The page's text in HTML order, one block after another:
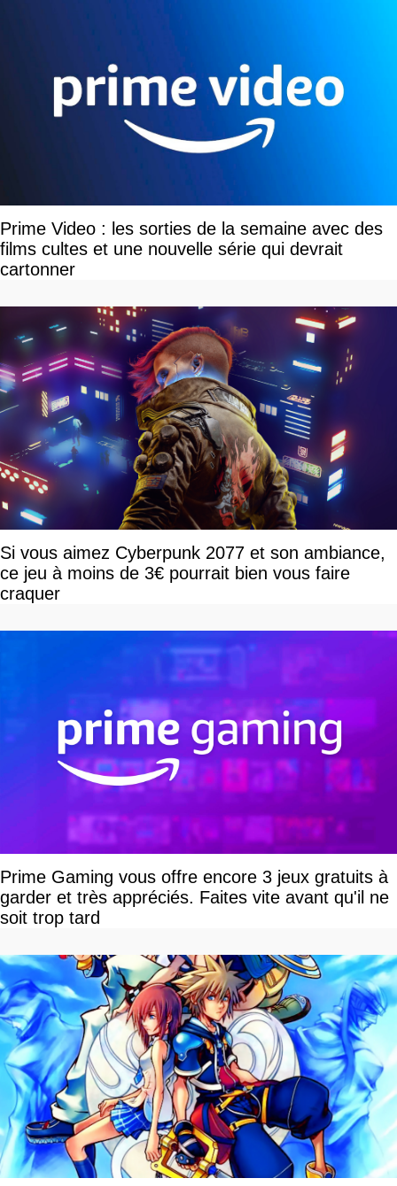
Prime Video : les sorties de la semaine avec des
films cultes et une nouvelle série qui devrait
cartonner
Si vous aimez Cyberpunk 2077 et son ambiance,
ce jeu à moins de 3€ pourrait bien vous faire
craquer
Prime Gaming vous offre encore 3 jeux gratuits à
garder et très appréciés. Faites vite avant qu'il ne
soit trop tard